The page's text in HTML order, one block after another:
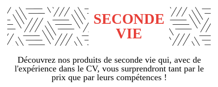
SECONDE
VIE
Découvrez nos produits de seconde vie qui, avec de
l'expérience dans le CV, vous surprendront tant par le
prix que par leurs compétences !